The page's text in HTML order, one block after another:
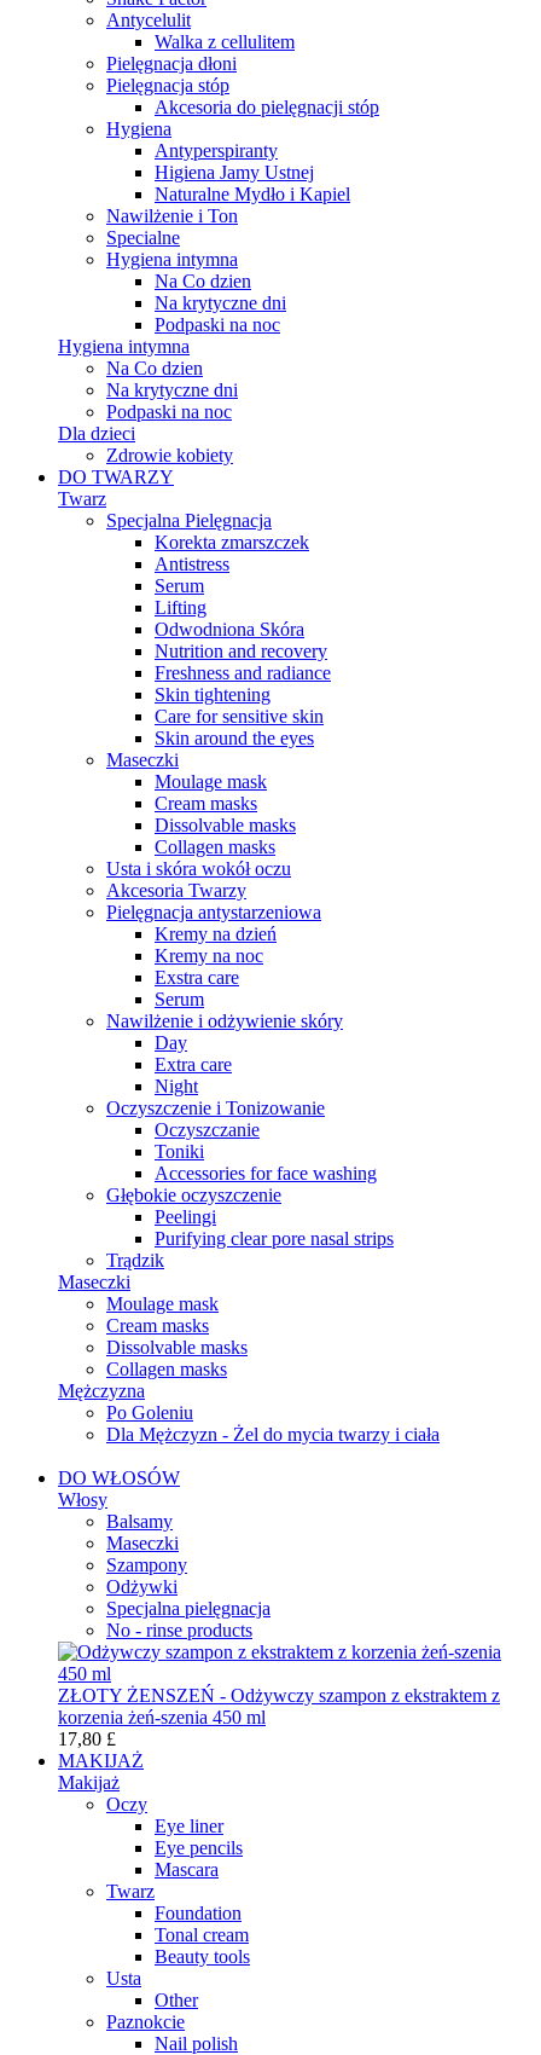
Antycelulit
Walka z cellulitem
Pielęgnacja dłoni
Pielęgnacja stóp
Akcesoria do pielęgnacji stóp
Hygiena
Antyperspiranty
Higiena Jamy Ustnej
Naturalne Mydło i Kapiel
Nawilżenie i Ton
Specialne
Hygiena intymna
Na Co dzien
Na krytyczne dni
Podpaski na noc
Hygiena intymna
Na Co dzien
Na krytyczne dni
Podpaski na noc
Dla dzieci
Zdrowie kobiety
DO TWARZY
Twarz
Specjalna Pielęgnacja
Korekta zmarszczek
Antistress
Serum
Lifting
Odwodniona Skóra
Nutrition and recovery
Freshness and radiance
Skin tightening
Care for sensitive skin
Skin around the eyes
Maseczki
Moulage mask
Cream masks
Dissolvable masks
Collagen masks
Usta i skóra wokół oczu
Akcesoria Twarzy
Pielęgnacja antystarzeniowa
Kremy na dzień
Kremy na noc
Exstra care
Serum
Nawilżenie i odżywienie skóry
Day
Extra care
Night
Oczyszczenie i Tonizowanie
Oczyszczanie
Toniki
Accessories for face washing
Głębokie oczyszczenie
Peelingi
Purifying clear pore nasal strips
Trądzik
Maseczki
Moulage mask
Cream masks
Dissolvable masks
Collagen masks
Mężczyzna
Po Goleniu
Dla Mężczyzn - Żel do mycia twarzy i ciała
DO WŁOSÓW
Włosy
Balsamy
Maseczki
Szampony
Odżywki
Specjalna pielęgnacja
No - rinse products
ZŁOTY ŻENSZEŃ - Odżywczy szampon z ekstraktem z
korzenia żeń-szenia 450 ml
17,80 £
MAKIJAŻ
Makijaż
Oczy
Eye liner
Eye pencils
Mascara
Twarz
Foundation
Tonal cream
Beauty tools
Usta
Other
Paznokcie
Nail polish